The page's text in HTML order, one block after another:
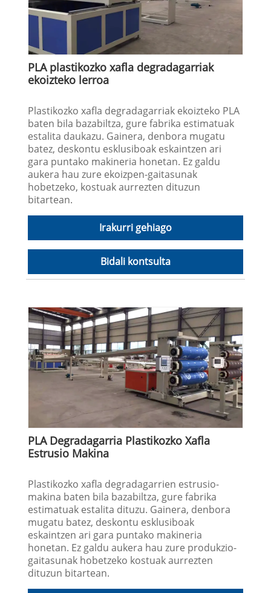
PLA plastikozko xafla degradagarriak
ekoizteko lerroa
Plastikozko xafla degradagarriak ekoizteko PLA
baten bila bazabiltza, gure fabrika estimatuak
estalita daukazu. Gainera, denbora mugatu
batez, deskontu esklusiboak eskaintzen ari
gara puntako makineria honetan. Ez galdu
aukera hau zure ekoizpen-gaitasunak
hobetzeko, kostuak aurrezten dituzun
bitartean.
Irakurri gehiago
Bidali kontsulta
PLA Degradagarria Plastikozko Xafla
Estrusio Makina
Plastikozko xafla degradagarrien estrusio-
makina baten bila bazabiltza, gure fabrika
estimatuak estalita dituzu. Gainera, denbora
mugatu batez, deskontu esklusiboak
eskaintzen ari gara puntako makineria
honetan. Ez galdu aukera hau zure produkzio-
gaitasunak hobetzeko kostuak aurrezten
dituzun bitartean.